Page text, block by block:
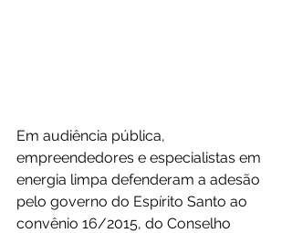
Em audiência pública,
empreendedores e especialistas em
energia limpa defenderam a adesão
pelo governo do Espírito Santo ao
convênio 16/2015, do Conselho